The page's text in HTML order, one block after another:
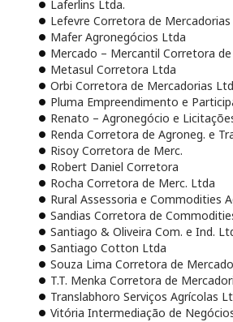
Laferlins Ltda.
Lefevre Corretora de
Mafer Agronegócios Ltda
Mercado – Mercantil Corretora
Metasul Corretora Ltda
Orbi Corretora de Mercadorias
Pluma Empreendimento e
Renato – Agronegócio e
Renda Corretora de Agroneg. e
Risoy Corretora de Merc.
Robert Daniel Corretora
Rocha Corretora de Merc. Ltda
Rural Assessoria e Commodities
Sandias Corretora de
Santiago & Oliveira Com. e Ind.
Santiago Cotton Ltda
Souza Lima Corretora de
T.T. Menka Corretora de
Translabhoro Serviços Agrícolas
Vitória Intermediação de